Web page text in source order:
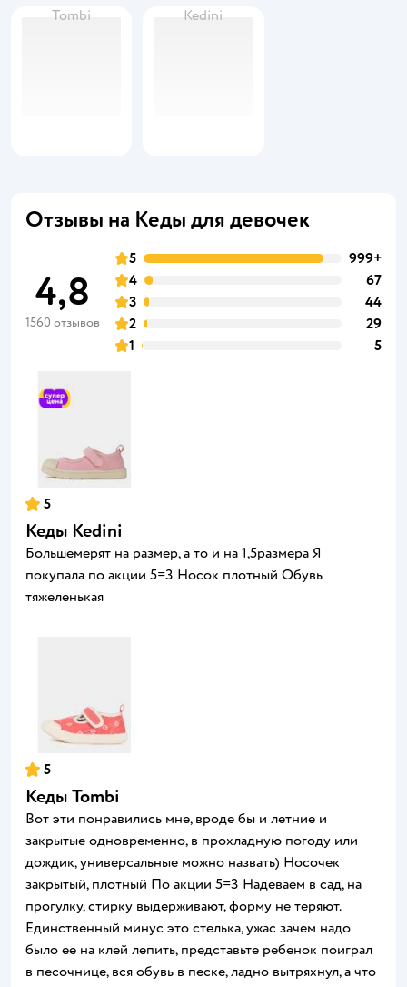
Tombi Kedini
Отзывы на Кеды для девочек
4,8
1560 отзывов
5
999+
4
67
3
44
2
29
1
5
5
Кеды Kedini
Большемерят на размер, а то и на 1,5размера Я
покупала по акции 5=3 Носок плотный Обувь
тяжеленькая
5
Кеды Tombi
Вот эти понравились мне, вроде бы и летние и
закрытые одновременно, в прохладную погоду или
дождик, универсальные можно назвать) Носочек
закрытый, плотный По акции 5=3 Надеваем в сад, на
прогулку, стирку выдерживают, форму не теряют.
Единственный минус это стелька, ужас зачем надо
было ее на клей лепить, представьте ребенок поиграл
в песочнице, вся обувь в песке, ладно вытряхнул, а что